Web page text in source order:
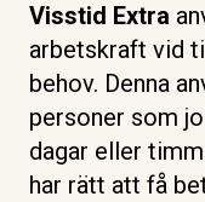
Visstid Extra
arbetskraft vid
behov. Denna
personer som
dagar eller
har rätt att få